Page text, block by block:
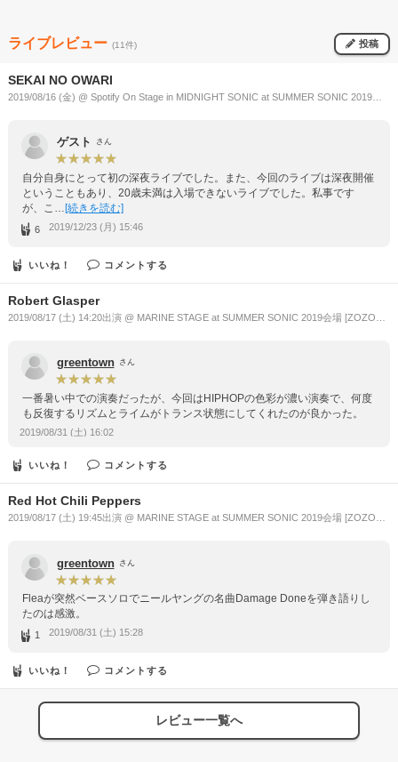
ライブレビュー (11件) 投稿
SEKAI NO OWARI
2019/08/16 (金) @ Spotify On Stage in MIDNIGHT SONIC at SUMMER SONIC 2019会
ゲスト さん
自分自身にとって初の深夜ライブでした。また、今回のライブは深夜開催
ということもあり、20歳未満は入場できないライブでした。私事です
が、こ…[続きを読む]
6 2019/12/23 (月) 15:46
いいね！ コメントする
Robert Glasper
2019/08/17 (土) 14:20出演 @ MARINE STAGE at SUMMER SONIC 2019会場 [ZOZOマ
greentown さん
一番暑い中での演奏だったが、今回はHIPHOPの色彩が濃い演奏で、何度
も反復するリズムとライムがトランス状態にしてくれたのが良かった。
2019/08/31 (土) 16:02
いいね！ コメントする
Red Hot Chili Peppers
2019/08/17 (土) 19:45出演 @ MARINE STAGE at SUMMER SONIC 2019会場 [ZOZOマ
greentown さん
Fleaが突然ベースソロでニールヤングの名曲Damage Doneを弾き語りし
たのは感激。
1 2019/08/31 (土) 15:28
いいね！ コメントする
レビュー一覧へ